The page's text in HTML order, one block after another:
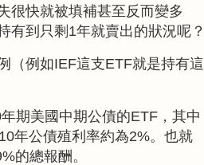
很快就被填補甚至反而變多
有到只剩1年就賣出的狀況呢？
（例如IEF這支ETF就是持有這
期美國中期公債的ETF，其中
年公債殖利率約為2%。也就
的總報酬。